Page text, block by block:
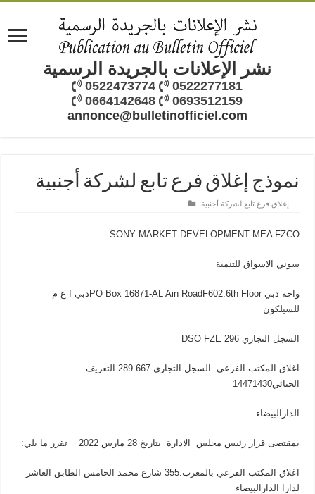
نشر الإعلانات بالجريدة الرسمية
0522473774
0522277181
0664142648
0693512159
annonce@bulletinofficiel.com
نموذج إغلاق فرع تابع لشركة أجنبية
إغلاق فرع تابع لشركة أجنبية
SONY MARKET DEVELOPMENT MEA FZCO
سوني الاسواق للتنمية
دبي ا ع مPO Box 16871-AL Ain RoadF602.6th Floor واحة دبي
للسيلكون
DSO FZE 296 السجل التجاري
الجبائي14471430
الدارالبيضاء
:بمقتضى قرار رئيس مجلس الادارة بتاريخ 28 مارس 2022 تقرر ما يلي
اغلاق المكتب الفرعي بالمغرب.355 شارع محمد الخامس الطابق العاشر
لدارا الدارالبيضاء